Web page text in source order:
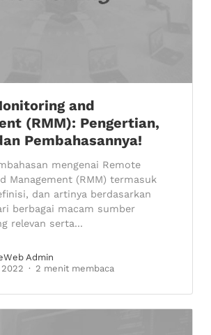
and
(RMM): Pengertian,
Pembahasannya!
mengenai Remote
Management (RMM) termasuk
dan artinya berdasarkan
berbagai macam sumber
relevan serta...
Admin
2022
2 menit membaca